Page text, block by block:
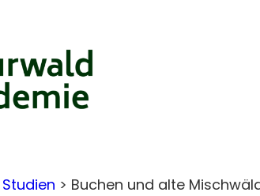
> Buchen und alte